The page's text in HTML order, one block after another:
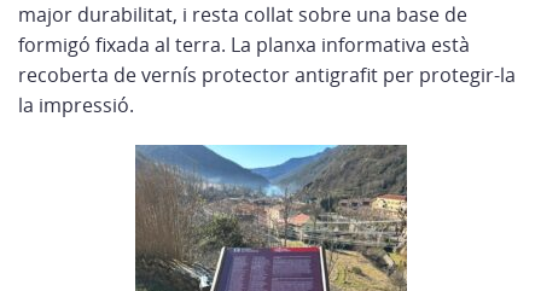
major durabilitat, i resta collat sobre una base de
formigó fixada al terra. La planxa informativa està
recoberta de vernís protector antigrafit per protegir-la
la impressió.